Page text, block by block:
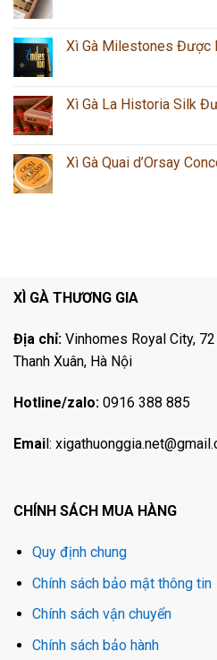
Xì Gà Milestones Được
Xì Gà La Historia Silk
Xì Gà Quai d’Orsay
XÌ GÀ THƯƠNG GIA
Địa chỉ: Vinhomes Royal City,
Thanh Xuân, Hà Nội
Hotline/zalo: 0916 388 885
Email:
CHÍNH SÁCH MUA HÀNG
Quy định chung
Chính sách bảo mật thông tin
Chính sách vận chuyển
Chính sách bảo hành